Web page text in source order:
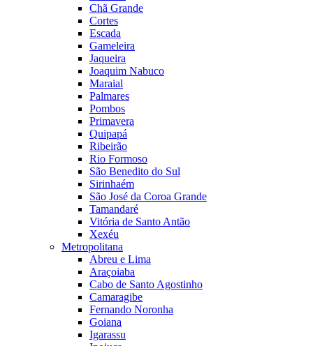
Chã Grande
Cortes
Escada
Gameleira
Jaqueira
Joaquim Nabuco
Maraial
Palmares
Pombos
Primavera
Quipapá
Ribeirão
Rio Formoso
São Benedito do Sul
Sirinhaém
São José da Coroa Grande
Tamandaré
Vitória de Santo Antão
Xexéu
Metropolitana
Abreu e Lima
Araçoiaba
Cabo de Santo Agostinho
Camaragibe
Fernando Noronha
Goiana
Igarassu